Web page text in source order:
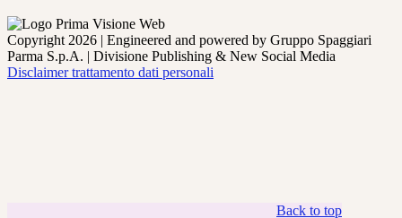
Copyright 2026 | Engineered and powered by Gruppo Spaggiari
Parma S.p.A. | Divisione Publishing & New Social Media
Disclaimer trattamento dati personali
Back to top